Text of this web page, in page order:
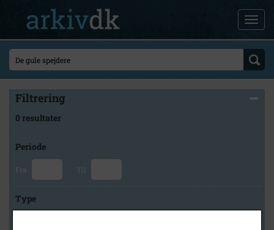
Filtrering
0 resultater
Periode
Fra Til
Type